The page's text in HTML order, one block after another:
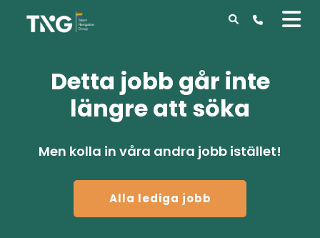
Detta jobb går inte
längre att söka
Men kolla in våra andra jobb istället!
Alla lediga jobb